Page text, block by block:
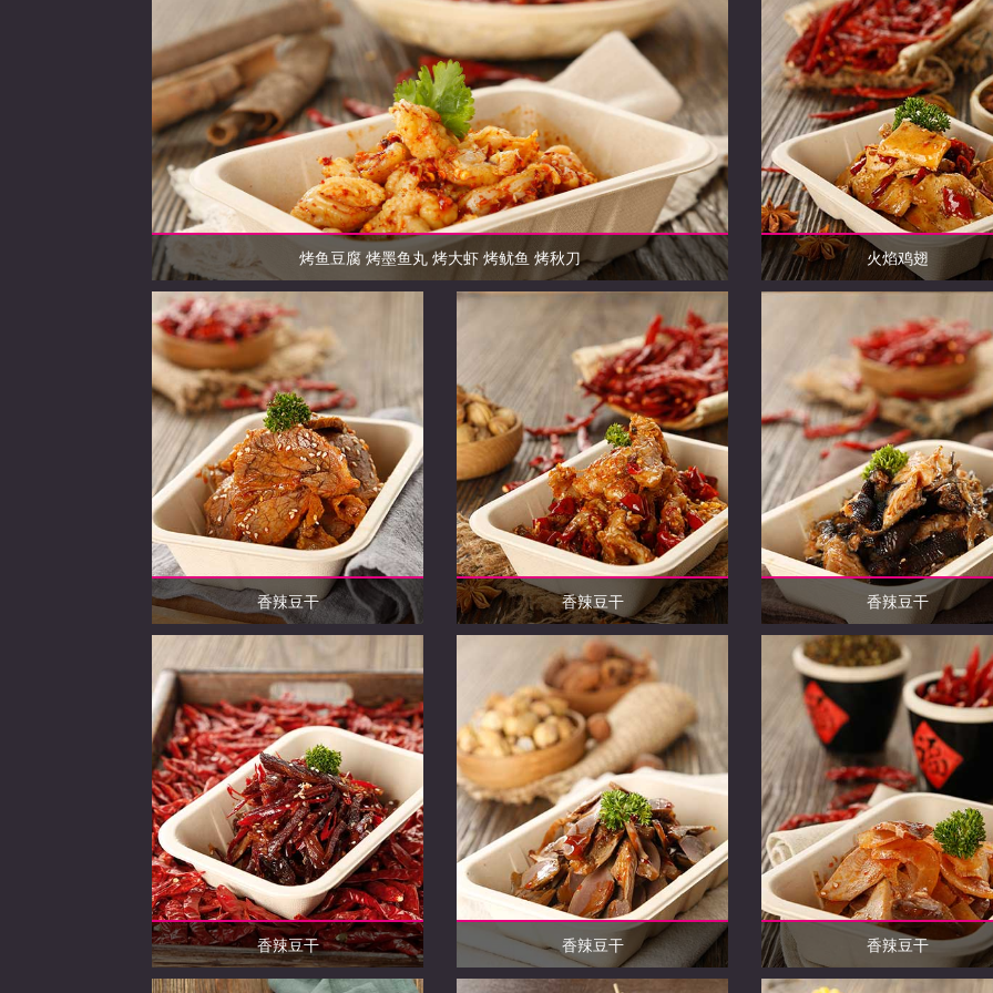
烤鱼豆腐 烤墨鱼丸 烤大虾 烤鱿鱼 烤秋刀 火焰鸡翅
香辣豆干 香辣豆干 香辣豆干
香辣豆干 香辣豆干 香辣豆干